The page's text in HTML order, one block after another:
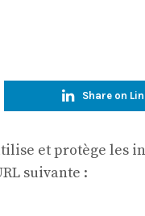
Share on
et protège les
suivante :